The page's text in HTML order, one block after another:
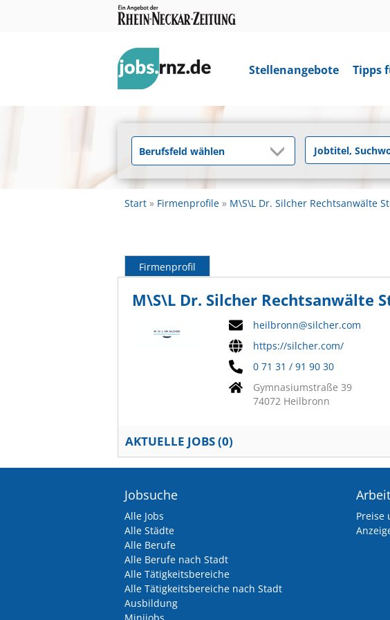
Stellenangebote Tipps
Start Firmenprofile M\S\L Dr. Silcher Rechtsanwälte
Firmenprofil
M\S\L Dr. Silcher Rechtsanwälte
heilbronn@silcher.com
https://silcher.com/
0 71 31 / 91 90 30
Gymnasiumstraße 39
74072 Heilbronn
AKTUELLE JOBS (0)
Jobsuche
Alle Jobs
Alle Städte
Alle Berufe
Alle Berufe nach Stadt
Alle Tätigkeitsbereiche
Alle Tätigkeitsbereiche nach Stadt
Ausbildung
Preise